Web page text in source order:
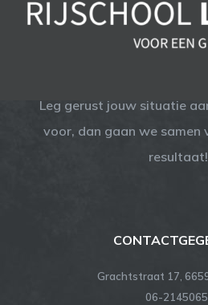
Leg gerust jouw situatie
voor, dan gaan we samen
resultaat!
Grachtstraat 17,
06-